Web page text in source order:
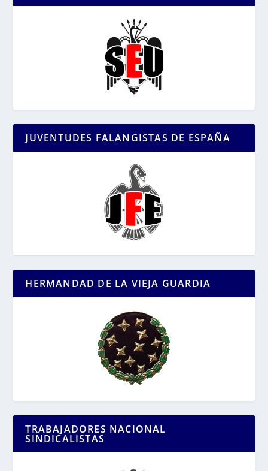
JUVENTUDES FALANGISTAS DE ESPAÑA
HERMANDAD DE LA VIEJA GUARDIA
TRABAJADORES NACIONAL
SINDICALISTAS